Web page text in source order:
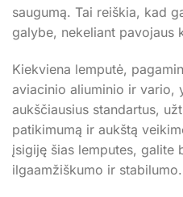
saugumą. Tai reiškia, kad
galybe, nekeliant pavojaus
Kiekviena lemputė,
aviacinio aliuminio ir vario,
aukščiausius standartus,
patikimumą ir aukštą
įsigiję šias lemputes, galite
ilgaamžiškumo ir stabilumo.